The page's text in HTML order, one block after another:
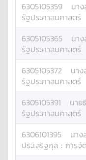
6305105359 นาง
รัฐประศาสนศาสตร์
6305105365 นาง
รัฐประศาสนศาสตร์
6305105372 นาง
รัฐประศาสนศาสตร์
6305105391 นาย
รัฐประศาสนศาสตร์
6306101395 นาง
ประเสริฐกุล : การจั